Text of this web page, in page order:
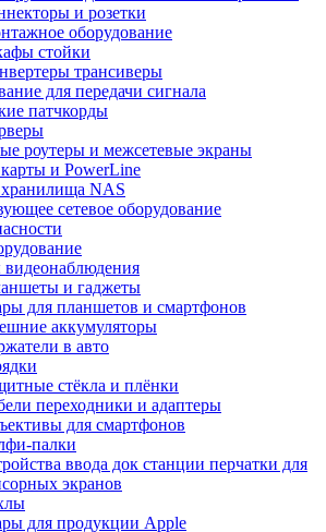
и розетки
оборудование
стойки
трансиверы
для передачи сигнала
патчкорды
роутеры и межсетевые экраны
и PowerLine
NAS
сетевое оборудование
и гаджеты
для планшетов и смартфонов
аккумуляторы
в авто
стёкла и плёнки
переходники и адаптеры
для смартфонов
палки
ввода док станции перчатки для
экранов
для продукции Apple